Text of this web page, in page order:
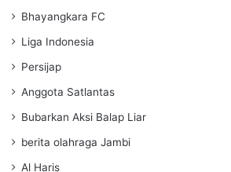
Bhayangkara FC
Liga Indonesia
Persijap
Anggota Satlantas
Bubarkan Aksi Balap Liar
berita olahraga Jambi
Al Haris